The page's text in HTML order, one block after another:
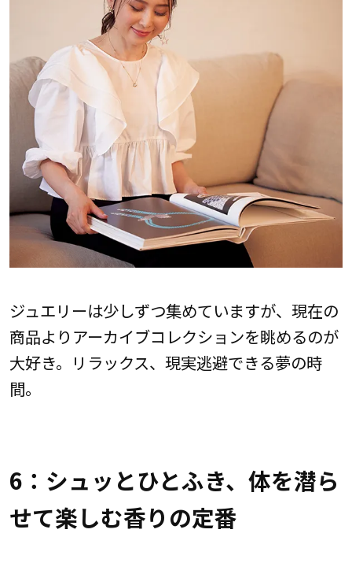
ジュエリーは少しずつ集めていますが、現在の
商品よりアーカイブコレクションを眺めるのが
大好き。リラックス、現実逃避できる夢の時
間。
6：シュッとひとふき、体を潜ら
せて楽しむ香りの定番